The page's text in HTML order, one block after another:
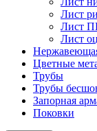
Лист
Лист
Лист
Цветные
Трубы
Трубы
Запорная
Поковки